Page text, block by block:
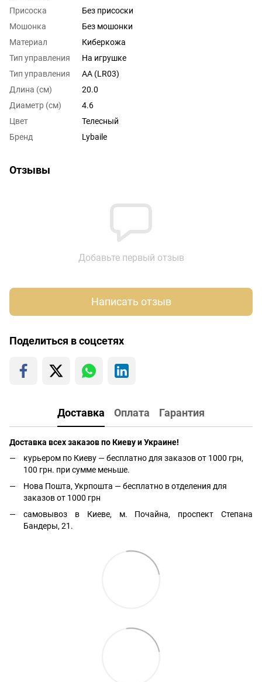
Присоска
Без присоски
Мошонка
Без мошонки
Материал
Киберкожа
Тип управления
На игрушке
Тип управления
AA (LR03)
Длина (см)
20.0
Диаметр (см)
4.6
Цвет
Телесный
Бренд
Lybaile
Отзывы
Добавьте первый отзыв
Написать отзыв
Поделиться в соцсетях
Доставка Оплата Гарантия
Доставка всех заказов по Киеву и Украине!
курьером по Киеву — бесплатно для заказов от 1000 грн,
100 грн. при сумме меньше.
Нова Пошта, Укрпошта — бесплатно в отделения для
заказов от 1000 грн
самовывоз в Киеве, м. Почайна, проспект Степана
Бандеры, 21.